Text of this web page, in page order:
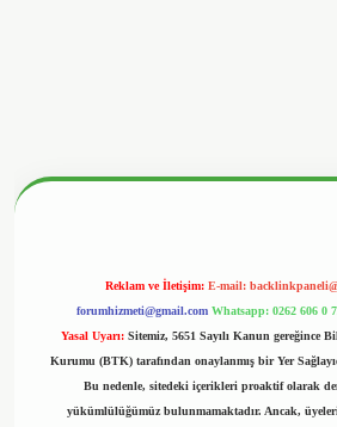
Reklam ve İletişim: E-mail:
forumhizmeti@gmail.com Whatsapp: 0262 606 0
Yasal Uyarı: Sitemiz, 5651 Sayılı Kanun gereğince
Kurumu (BTK) tarafından onaylanmış bir Yer
Bu nedenle, sitedeki içerikleri proaktif olarak
yükümlülüğümüz bulunmamaktadır. Ancak,